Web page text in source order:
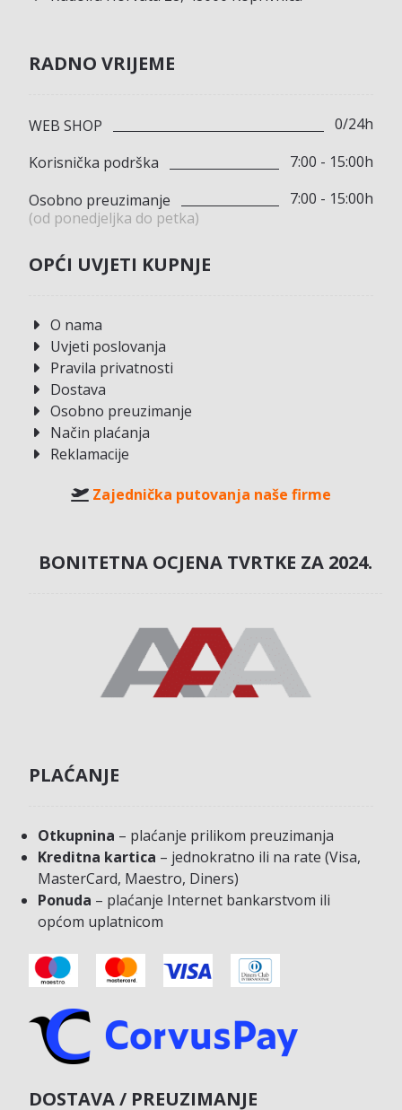
RADNO VRIJEME
WEB SHOP
0/24h
Korisnička podrška
7:00 - 15:00h
Osobno preuzimanje
(od ponedjeljka do petka)
7:00 - 15:00h
OPĆI UVJETI KUPNJE
O nama
Uvjeti poslovanja
Pravila privatnosti
Dostava
Osobno preuzimanje
Način plaćanja
Reklamacije
Zajednička putovanja naše firme
BONITETNA OCJENA TVRTKE ZA 2024.
PLAĆANJE
Otkupnina – plaćanje prilikom preuzimanja
Kreditna kartica – jednokratno ili na rate (Visa,
MasterCard, Maestro, Diners)
Ponuda – plaćanje Internet bankarstvom ili
općom uplatnicom
DOSTAVA / PREUZIMANJE